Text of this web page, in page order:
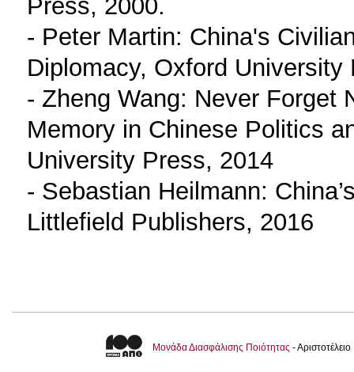
- Peter Martin: China's
Diplomacy, Oxford University
- Zheng Wang: Never Forget
Memory in Chinese Politics
University Press, 2014
- Sebastian Heilmann:
Littlefield Publishers, 2016
Μονάδα Διασφάλισης Ποιότητας -